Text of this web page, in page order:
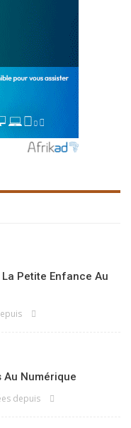
Petite Enfance Au
Au Numérique
depuis